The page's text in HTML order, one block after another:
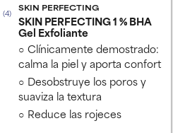
(4)
SKIN PERFECTING
SKIN PERFECTING 1 % BHA
Gel Exfoliante
Clínicamente demostrado:
calma la piel y aporta confort
Desobstruye los poros y
suaviza la textura
Reduce las rojeces